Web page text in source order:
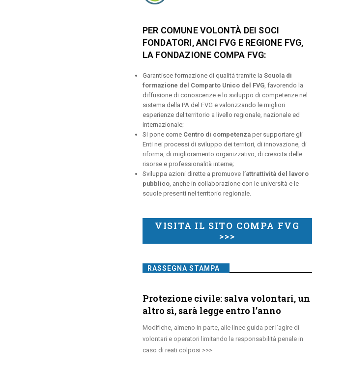
PER COMUNE VOLONTÀ DEI SOCI
FONDATORI, ANCI FVG E REGIONE FVG,
LA FONDAZIONE COMPA FVG:
Garantisce formazione di qualità tramite la Scuola di
formazione del Comparto Unico del FVG, favorendo la
diffusione di conoscenze e lo sviluppo di competenze nel
sistema della PA del FVG e valorizzando le migliori
esperienze del territorio a livello regionale, nazionale ed
internazionale;
Si pone come Centro di competenzaper supportare gli
Enti nei processi di sviluppo dei territori, di innovazione, di
riforma, di miglioramento organizzativo, di crescita delle
risorse e professionalità interne;
Sviluppa azioni dirette a promuove l’attrattività del lavoro
pubblico, anche in collaborazione con le università e le
scuole presenti nel territorio regionale.
VISITA IL SITO COMPA FVG
>>>
RASSEGNA STAMPA
Protezione civile: salva volontari, un
altro sì, sarà legge entro l’anno
Modifiche, almeno in parte, alle linee guida per l’agire di
volontari e operatori limitando la responsabilità penale in
caso di reati colposi